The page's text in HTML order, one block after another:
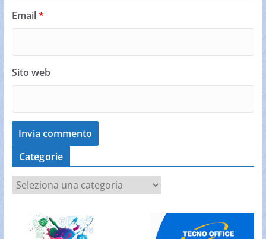
Email*
Sito web
Categorie
a